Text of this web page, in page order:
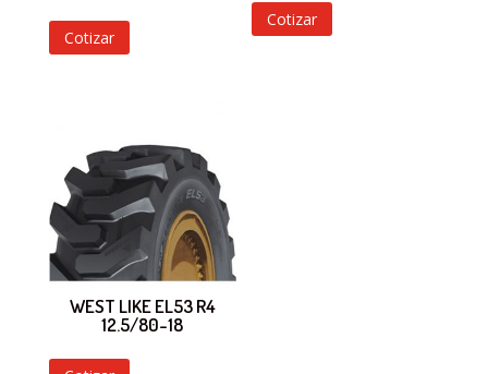
Cotizar
Cotizar
WEST LIKE EL53 R4
12.5/80-18